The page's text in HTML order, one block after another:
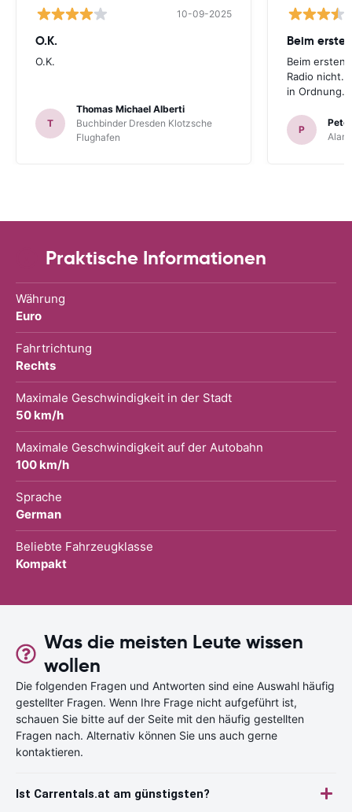
10-09-2025
O.K.
O.K.
T
Thomas Michael Alberti
Buchbinder Dresden Klotzsche
Flughafen
Beim
Beim ersten
Radio nicht.
in Ordnung.
P
Praktische Informationen
Währung
Euro
Fahrtrichtung
Rechts
Maximale Geschwindigkeit in der Stadt
50 km/h
Maximale Geschwindigkeit auf der Autobahn
100 km/h
Sprache
German
Beliebte Fahrzeugklasse
Kompakt
Was die meisten Leute wissen
wollen
Die folgenden Fragen und Antworten sind eine Auswahl häufig
gestellter Fragen. Wenn Ihre Frage nicht aufgeführt ist,
schauen Sie bitte auf der Seite mit den häufig gestellten
Fragen nach. Alternativ können Sie uns auch gerne
kontaktieren.
Ist Carrentals.at am günstigsten?